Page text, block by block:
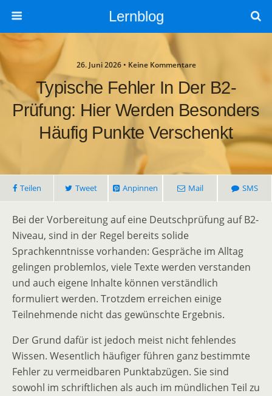
Lernblog
26. Juni 2026 • Keine Kommentare
Typische Fehler In Der B2-
Prüfung: Hier Werden Besonders
Häufig Punkte Verschenkt
Teilen Tweet Anpinnen Mail SMS
Bei der Vorbereitung auf eine Deutschprüfung auf B2-
Niveau, sind in der Regel bereits solide
Sprachkenntnisse vorhanden: Gespräche im Alltag
gelingen problemlos, viele Texte werden verstanden
und auch eigene Inhalte können verständlich
formuliert werden. Trotzdem erreichen einige
Teilnehmende nicht das gewünschte Ergebnis.
Der Grund dafür ist jedoch meist nicht fehlendes
Wissen. Wesentlich häufiger führen ganz bestimmte
Fehler zu vermeidbaren Punktabzügen. Sie sind
sowohl im schriftlichen als auch im mündlichen Teil zu